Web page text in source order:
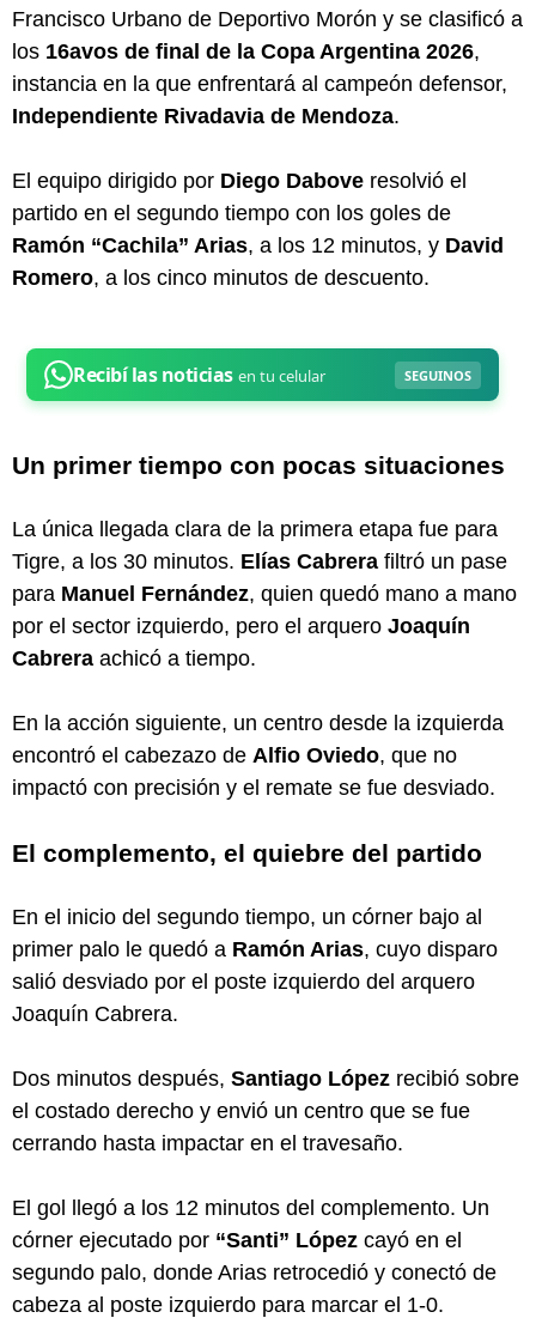
Francisco Urbano de Deportivo Morón y se clasificó a
los 16avos de final de la Copa Argentina 2026,
instancia en la que enfrentará al campeón defensor,
Independiente Rivadavia de Mendoza.
El equipo dirigido por Diego Dabove resolvió el
partido en el segundo tiempo con los goles de
Ramón “Cachila” Arias, a los 12 minutos, y David
Romero, a los cinco minutos de descuento.
Un primer tiempo con pocas situaciones
La única llegada clara de la primera etapa fue para
Tigre, a los 30 minutos. Elías Cabrera filtró un pase
para Manuel Fernández, quien quedó mano a mano
por el sector izquierdo, pero el arquero Joaquín
Cabrera achicó a tiempo.
En la acción siguiente, un centro desde la izquierda
encontró el cabezazo de Alfio Oviedo, que no
impactó con precisión y el remate se fue desviado.
El complemento, el quiebre del partido
En el inicio del segundo tiempo, un córner bajo al
primer palo le quedó a Ramón Arias, cuyo disparo
salió desviado por el poste izquierdo del arquero
Joaquín Cabrera.
Dos minutos después, Santiago López recibió sobre
el costado derecho y envió un centro que se fue
cerrando hasta impactar en el travesaño.
El gol llegó a los 12 minutos del complemento. Un
córner ejecutado por “Santi” López cayó en el
segundo palo, donde Arias retrocedió y conectó de
cabeza al poste izquierdo para marcar el 1-0.